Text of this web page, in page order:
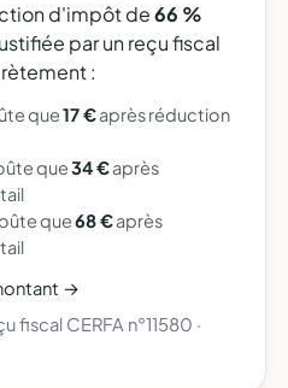
d'impôt de66 %
par un reçu fiscal
:
que17 €après réduction
que34 €après
que68 €après
→
fiscal CERFA n°11580 ·